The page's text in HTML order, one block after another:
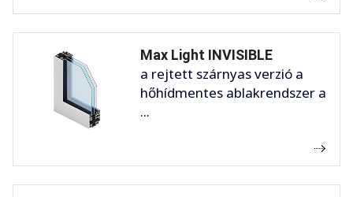
Max Light INVISIBLE
a rejtett szárnyas verzió a
hőhídmentes ablakrendszer a
...